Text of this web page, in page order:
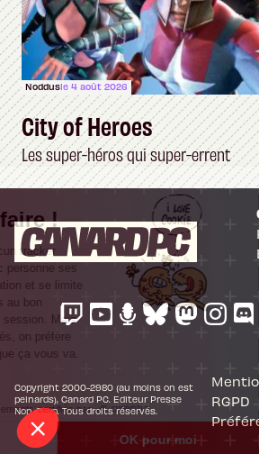
Noddusle 4 août 2026
City of Heroes
Les super-héros qui super-errent
Copyright 2000-2980 (au moins on est
peinards), Canard PC. Editeur Presse
Non-Stop. Tous droits réservés.
RGPD
Cookie à se faire !
Ce site n'a recours à aucun tracker
externe, ne partage avec personne ses
statistiques de fréquentation et se limite
aux cookies nécessaires au bon
fonctionnement de votre session. Mais
comme on est bien élevés, on préfère
s'assurer quand même que ça vous va.
Consentements certifiés par
Je choisis